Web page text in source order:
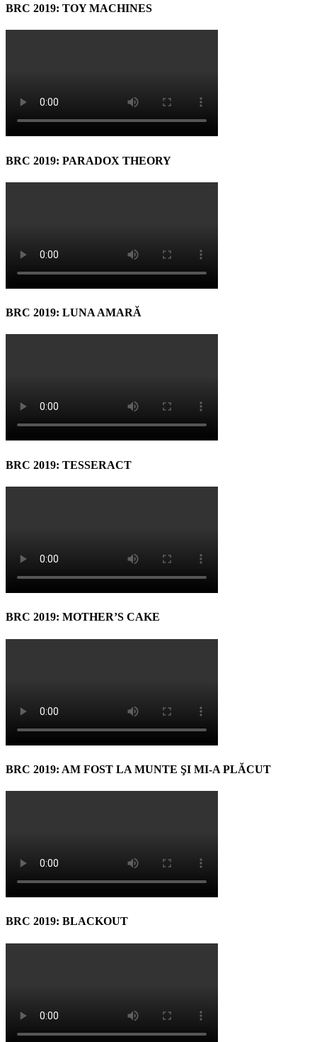
BRC 2019: TOY MACHINES
BRC 2019: PARADOX THEORY
BRC 2019: LUNA AMARĂ
BRC 2019: TESSERACT
BRC 2019: MOTHER’S CAKE
BRC 2019: AM FOST LA MUNTE ŞI MI-A PLĂCUT
BRC 2019: BLACKOUT